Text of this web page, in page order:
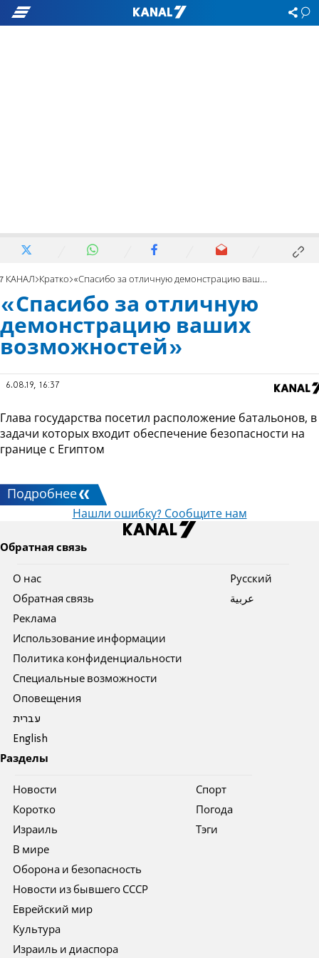
7 КАНАЛ Кратко «Спасибо за отличную демонстрацию ваших возможностей»
«Спасибо за отличную
демонстрацию ваших
возможностей»
6.08.19, 16:37
Глава государства посетил расположение батальонов, в
задачи которых входит обеспечение безопасности на
границе с Египтом
Подробнее
Нашли ошибку? Сообщите нам
Обратная связь
О нас
Обратная связь
Реклама
Использование информации
Политика конфиденциальности
Специальные возможности
Оповещения
עברית
English
Pусский
عربية
Разделы
Новости
Коротко
Израиль
В мире
Оборона и безопасность
Новости из бывшего СССР
Еврейский мир
Культура
Израиль и диаспора
Спорт
Погода
Тэги